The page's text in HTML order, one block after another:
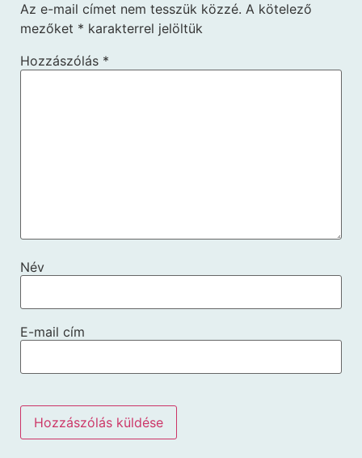
Az e-mail címet nem tesszük közzé. A kötelező
mezőket * karakterrel jelöltük
Hozzászólás *
Név
E-mail cím